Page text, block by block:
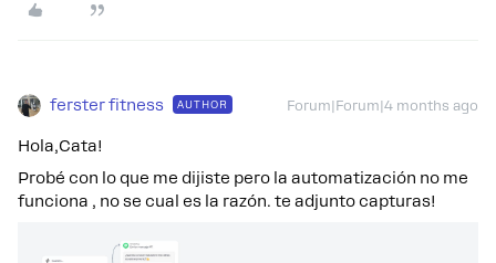
ferster fitness AUTHOR Forum|Forum|4 months ago
Hola,Cata!
Probé con lo que me dijiste pero la automatización no me
funciona , no se cual es la razón. te adjunto capturas!